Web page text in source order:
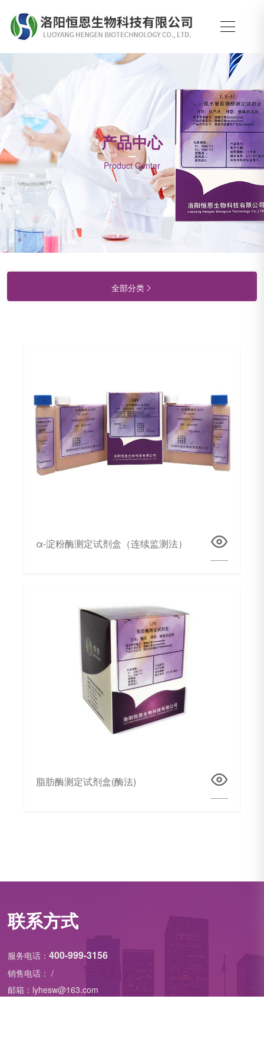
产品中心
Product Center
全部分类 
α-淀粉酶测定试剂盒（连续监测法）
脂肪酶测定试剂盒(酶法)
联系方式
服务电话：400-999-3156
销售电话： /
邮箱：lyhesw@163.com